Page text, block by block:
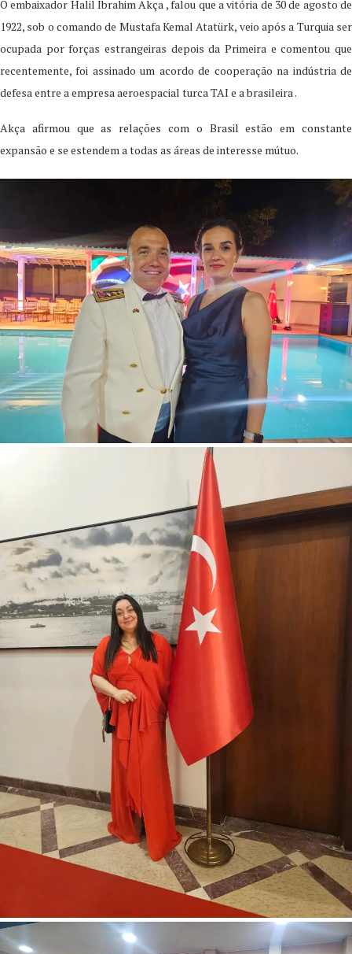
O embaixador Halil Ibrahim Akça , falou que a vitória de 30 de agosto de
1922, sob o comando de Mustafa Kemal Atatürk, veio após a Turquia ser
ocupada por forças estrangeiras depois da Primeira e comentou que
recentemente, foi assinado um acordo de cooperação na indústria de
defesa entre a empresa aeroespacial turca TAI e a brasileira .
Akça afirmou que as relações com o Brasil estão em constante
expansão e se estendem a todas as áreas de interesse mútuo.